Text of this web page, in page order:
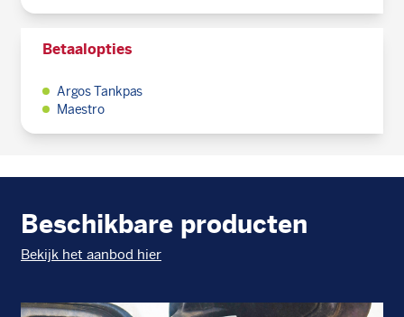
Betaalopties
Argos Tankpas
Maestro
Beschikbare producten
Bekijk het aanbod hier